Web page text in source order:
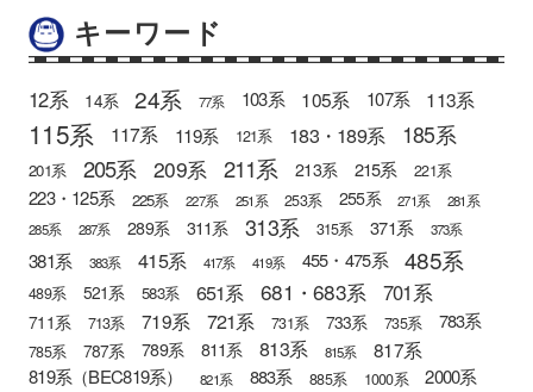
キーワード
12系 14系 24系 77系 103系 105系 107系 113系
115系 117系 119系 121系 183・189系 185系
201系 205系 209系 211系 213系 215系 221系
223・125系 225系 227系 251系 253系 255系 271系
281系
285系
287系 289系 311系 313系 315系 371系 373系
381系 383系 415系 417系 419系 455・475系 485系
489系 521系 583系 651系 681・683系 701系
711系 713系 719系 721系 731系 733系 735系 783系
785系 787系 789系 811系 813系 815系 817系
819系（BEC819系） 821系 883系 885系 1000系 2000系